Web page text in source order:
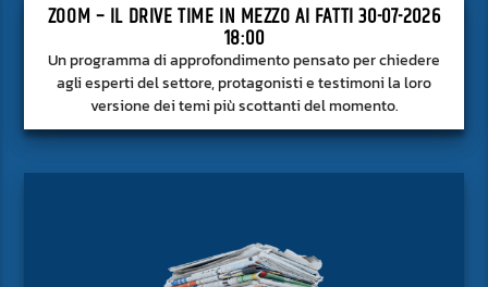
ZOOM – IL DRIVE TIME IN MEZZO AI FATTI 30-07-2026
18:00
Un programma di approfondimento pensato per chiedere
agli esperti del settore, protagonisti e testimoni la loro
versione dei temi più scottanti del momento.